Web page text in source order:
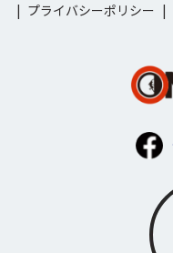
プライバシーポリシー